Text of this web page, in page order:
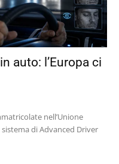
auto: l’Europa ci
nell’Unione
di Advanced Driver